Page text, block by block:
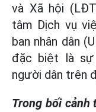
và Xã hội
tâm Dịch vụ
ban nhân dân
đặc biệt là sự
người dân trên
Trong bối